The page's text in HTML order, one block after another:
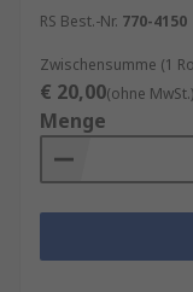
RS Best.-Nr. 770-4150
Zwischensumme (1
€ 20,00(ohne MwSt.)
Menge